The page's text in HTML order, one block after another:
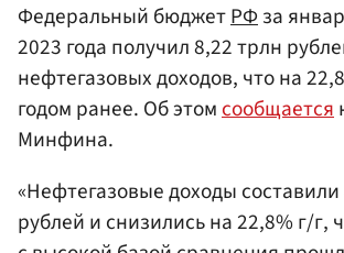
Федеральный бюджетРФза
2023 года получил 8,22 трлн
нефтегазовых доходов, что на
годом ранее. Об этомсообщается
Минфина.
«Нефтегазовые доходы
рублей и снизились на 22,8% г/г,